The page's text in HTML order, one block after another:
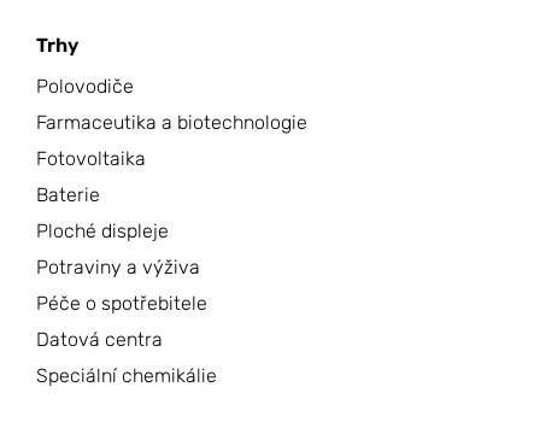
Trhy
Polovodiče
Farmaceutika a biotechnologie
Fotovoltaika
Baterie
Ploché displeje
Potraviny a výživa
Péče o spotřebitele
Datová centra
Speciální chemikálie